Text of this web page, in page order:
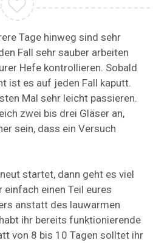
Tage hinweg sind sehr
Fall sehr sauber arbeiten
Hefe kontrollieren. Sobald
ist es auf jeden Fall kaputt.
Mal sehr leicht passieren.
zwei bis drei Gläser an,
sein, dass ein Versuch
startet, dann geht es viel
einen Teil eures
anstatt des lauwarmen
ihr bereits funktionierende
von 8 bis 10 Tagen solltet ihr